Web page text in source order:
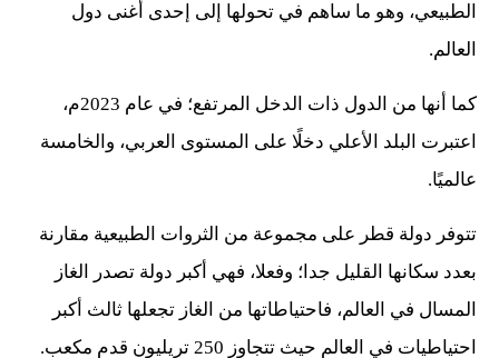
الطبيعي، وهو ما ساهم في تحولها إلى إحدى أغنى دول
العالم.
كما أنها من الدول ذات الدخل المرتفع؛ في عام 2023م،
اعتبرت البلد الأعلي دخلًا على المستوى العربي، والخامسة
عالميًا.
تتوفر دولة قطر على مجموعة من الثروات الطبيعية مقارنة
بعدد سكانها القليل جدا؛ وفعلا، فهي أكبر دولة تصدر الغاز
المسال في العالم، فاحتياطاتها من الغاز تجعلها ثالث أكبر
احتياطيات في العالم حيث تتجاوز 250 تريليون قدم مكعب.